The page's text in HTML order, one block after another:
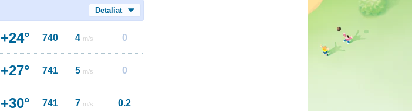
Detaliat
+24° 740 4 m/s 0
+27° 741 5 m/s 0
+30° 741 7 m/s 0.2